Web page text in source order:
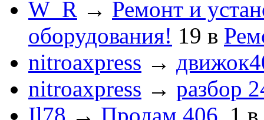
W_R → Ремонт и
оборудования! 19 в
nitroaxpress →
nitroaxpress → разбор